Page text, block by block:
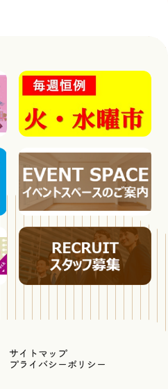
サイトマップ
プライバシーポリシー